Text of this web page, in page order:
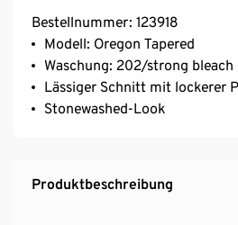
Bestellnummer: 123918
Modell: Oregon Tapered
Waschung: 202/strong bleach
Lässiger Schnitt mit lockerer
Stonewashed-Look
Produktbeschreibung